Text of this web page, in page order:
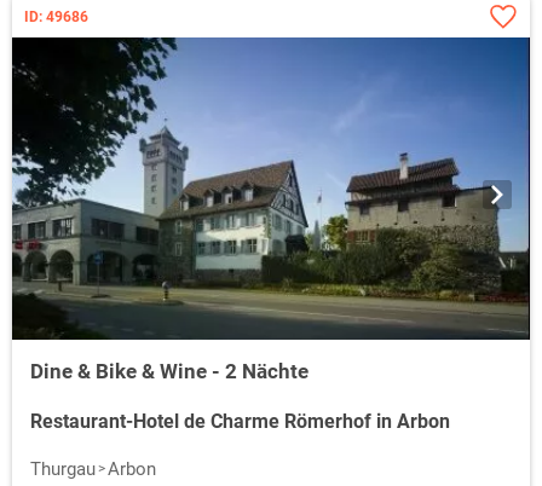
ID: 49686
Dine & Bike & Wine - 2 Nächte
Restaurant-Hotel de Charme Römerhof in Arbon
Thurgau Arbon